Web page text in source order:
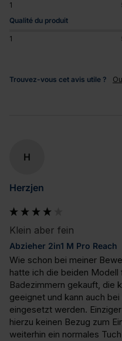
1
Qualité du produit
1
Trouvez-vous cet avis utile ?
H
Herzjen
Klein aber fein
Abzieher 2in1 M Pro Reach
Wie schon bei meiner
hatte ich die beiden Modell
Badezimmern gekauft, die
geeignet und kann auch
eingesetzt werden.
hierzu keinen Bezug zum
weiterhin ein normales